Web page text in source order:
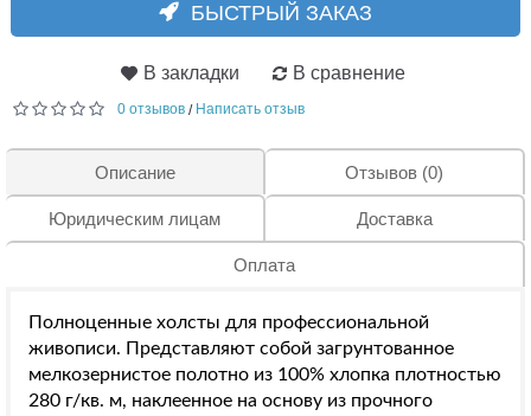
БЫСТРЫЙ ЗАКАЗ
В закладки В сравнение
0 отзывов / Написать отзыв
Описание Отзывов (0)
Юридическим лицам Доставка
Оплата
Полноценные холсты для профессиональной
живописи. Представляют собой загрунтованное
мелкозернистое полотно из 100% хлопка плотностью
280 г/кв. м, наклеенное на основу из прочного